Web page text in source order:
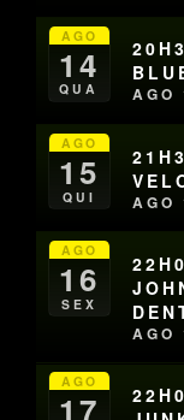
AGO
14
QUA AGO
AGO
15
QUI AGO
AGO
16
SEX
AGO
AGO
17